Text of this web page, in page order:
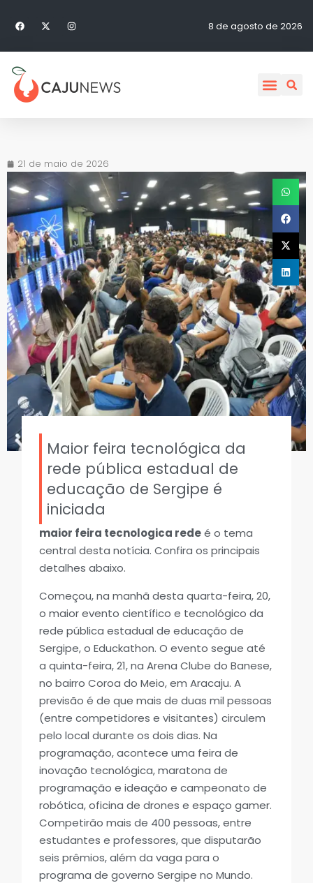
8 de agosto de 2026
21 de maio de 2026
Maior feira tecnológica da
rede pública estadual de
educação de Sergipe é
iniciada
maior feira tecnologica redeé o tema
central desta notícia. Confira os principais
detalhes abaixo.
Começou, na manhã desta quarta-feira, 20,
o maior evento científico e tecnológico da
rede pública estadual de educação de
Sergipe, o Educkathon. O evento segue até
a quinta-feira, 21, na Arena Clube do Banese,
no bairro Coroa do Meio, em Aracaju. A
previsão é de que mais de duas mil pessoas
(entre competidores e visitantes) circulem
pelo local durante os dois dias. Na
programação, acontece uma feira de
inovação tecnológica, maratona de
programação e ideação e campeonato de
robótica, oficina de drones e espaço gamer.
Competirão mais de 400 pessoas, entre
estudantes e professores, que disputarão
seis prêmios, além da vaga para o
programa de governo Sergipe no Mundo.